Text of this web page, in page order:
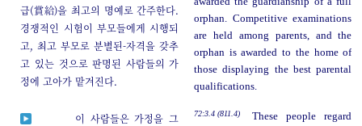
급(賞給)을 최고의 명예로 간주한다.
경쟁적인 시험이 부모들에게 시행되
고, 최고 부모로 분별된-자격을 갖추
고 있는 것으로 판명된 사람들의 가
정에 고아가 맡겨진다.
orphan. Competitive examinations
are held among parents, and the
orphan is awarded to the home of
those displaying the best parental
qualifications.
이 사람들은 가정을 그
72:3.4 (811.4)
These people regard